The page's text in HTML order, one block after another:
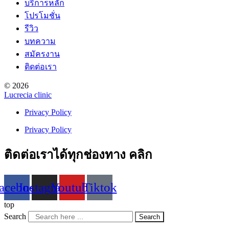
บริการหลัก
โปรโมชั่น
รีวิว
บทความ
สมัครงาน
ติดต่อเรา
© 2026
Lucrecia clinic
Privacy Policy
Privacy Policy
ติดต่อเราได้ทุกช่องทาง คลิก
InstagramYoutubeTiktok
top
Search
Search